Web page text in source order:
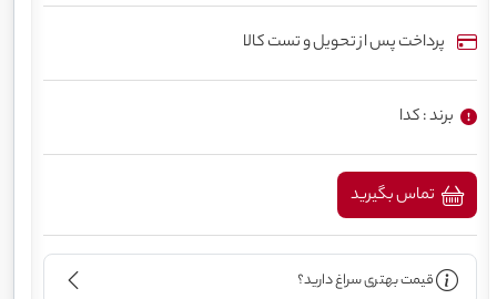
پرداخت پس از تحویل و تست کالا
برند : کدا
قیمت بهتری سراغ دارید؟